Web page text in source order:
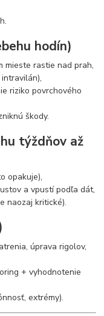
hodín)
mieste rastie nad prah,
riziko povrchového
škody.
týždňov až
opakuje),
a vpustí podľa dát,
naozaj kritické).
úprava rigolov,
+ vyhodnotenie
extrémy).